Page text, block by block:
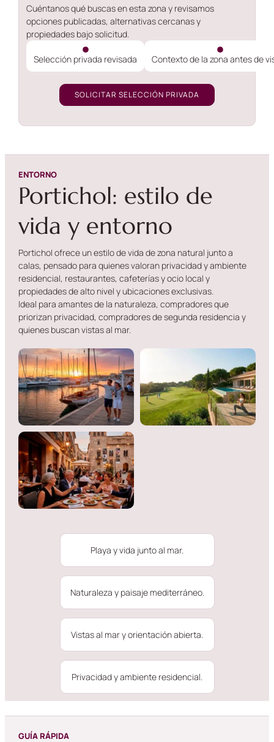
Cuéntanos qué buscas en esta zona y revisamos
opciones publicadas, alternativas cercanas y
propiedades bajo solicitud.
Selección privada revisada Contexto de la zona antes de
SOLICITAR SELECCIÓN PRIVADA
ENTORNO
Portichol: estilo de
vida y entorno
Portichol ofrece un estilo de vida de zona natural junto a
calas, pensado para quienes valoran privacidad y ambiente
residencial, restaurantes, cafeterías y ocio local y
propiedades de alto nivel y ubicaciones exclusivas.
Ideal para amantes de la naturaleza, compradores que
priorizan privacidad, compradores de segunda residencia y
quienes buscan vistas al mar.
Playa y vida junto al mar.
Naturaleza y paisaje mediterráneo.
Vistas al mar y orientación abierta.
Privacidad y ambiente residencial.
GUÍA RÁPIDA